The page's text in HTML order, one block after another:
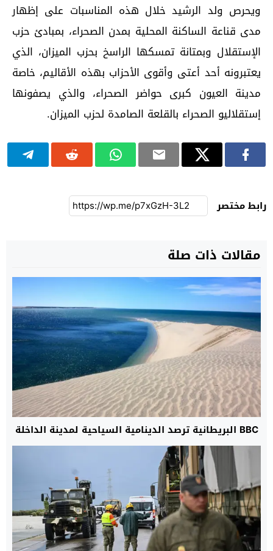
ويحرص ولد الرشيد خلال هذه المناسبات على إظهار
مدى قناعة الساكنة المحلية بمدن الصحراء، بمبادئ حزب
الإستقلال وبمتانة تمسكها الراسخ بحزب الميزان، الذي
يعتبرونه أحد أعتى وأقوى الأحزاب بهذه الأقاليم، خاصة
مدينة العيون كبرى حواضر الصحراء، والذي يصفونها
إستقلاليو الصحراء بالقلعة الصامدة لحزب الميزان.
رابط مختصر
مقالات ذات صلة
BBC البريطانية ترصد الدينامية السياحية لمدينة الداخلة